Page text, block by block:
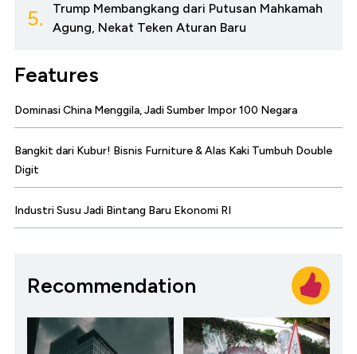
5.
Trump Membangkang dari Putusan Mahkamah
Agung, Nekat Teken Aturan Baru
Features
Dominasi China Menggila, Jadi Sumber Impor 100 Negara
Bangkit dari Kubur! Bisnis Furniture & Alas Kaki Tumbuh Double
Digit
Industri Susu Jadi Bintang Baru Ekonomi RI
Recommendation